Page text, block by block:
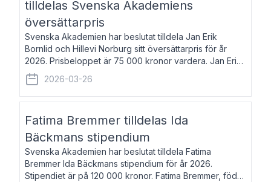
tilldelas Svenska Akademiens
översättarpris
Svenska Akademien har beslutat tilldela Jan Erik
Bornlid och Hillevi Norburg sitt översättarpris för år
2026. Prisbeloppet är 75 000 kronor vardera. Jan Erik
Bornlid, född 1947, är översättare från tyska. Han är
främst känd för sina översät
2026-03-26
Fatima Bremmer tilldelas Ida
Bäckmans stipendium
Svenska Akademien har beslutat tilldela Fatima
Bremmer Ida Bäckmans stipendium för år 2026.
Stipendiet är på 120 000 kronor. Fatima Bremmer, född